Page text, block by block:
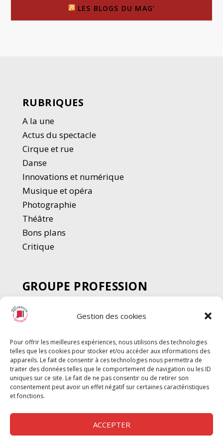
Gestion des cookies
Pour offrir les meilleures expériences, nous utilisons des technologies
telles que les cookies pour stocker et/ou accéder aux informations des
appareils. Le fait de consentir à ces technologies nous permettra de
traiter des données telles que le comportement de navigation ou les ID
uniques sur ce site. Le fait de ne pas consentir ou de retirer son
consentement peut avoir un effet négatif sur certaines caractéristiques
et fonctions.
ACCEPTER
LES BLOGS DU MAG’
RUBRIQUES
A la une
Actus du spectacle
Cirque et rue
Danse
Innovations et numérique
Musique et opéra
Photographie
Théâtre
Bons plans
Critique
GROUPE PROFESSION
SPECTACLE
Chèque Intermittents
Chèque Compta
Chèque Emploi Spectacle
G-Pods
Profession Audio-visuel